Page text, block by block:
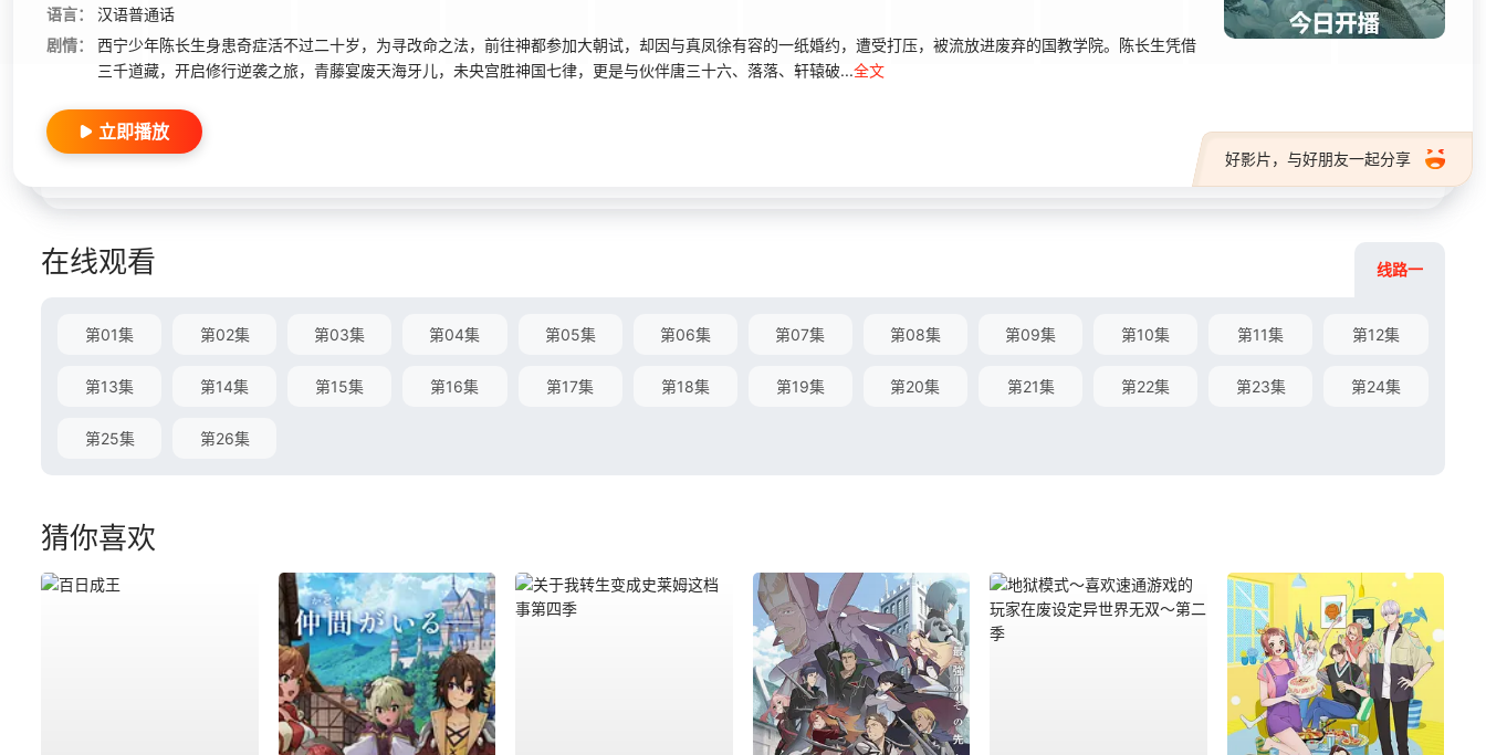
语言：
汉语普通话
剧情：
西宁少年陈长生身患奇症活不过二十岁，为寻改命之法，前往神都参加大朝试，却因与真凤徐有容的一纸婚约，遭受打压，被流放进废弃的国教学院。陈长生凭借
三千道藏，开启修行逆袭之旅，青藤宴废天海牙儿，未央宫胜神国七律，更是与伙伴唐三十六、落落、轩辕破...全文
好影片，与好朋友一起分享
立即播放
在线观看 线路一
第01集 第02集 第03集 第04集 第05集 第06集 第07集 第08集 第09集 第10集 第11集 第12集
第13集 第14集 第15集 第16集 第17集 第18集 第19集 第20集 第21集 第22集 第23集 第24集
第25集 第26集
猜你喜欢